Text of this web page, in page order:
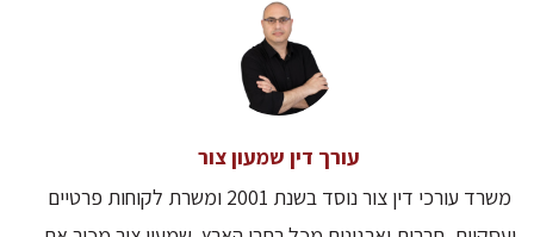
עורך דין שמעון צור
משרד עורכי דין צור נוסד בשנת 2001 ומשרת לקוחות פרטיים